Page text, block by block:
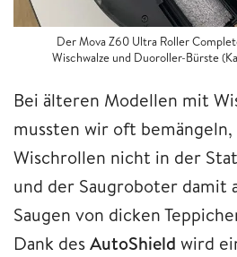
Der Mova Z60 Ultra Roller
Wischwalze und Duoroller-Bürste
Bei älteren Modellen mit
mussten wir oft bemängeln,
Wischrollen nicht in der
und der Saugroboter damit
Saugen von dicken
Dank desAutoShield wird